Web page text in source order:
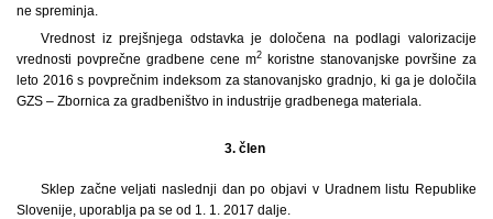
ne spreminja.
Vrednost iz prejšnjega odstavka je določena na podlagi valorizacije
vrednosti povprečne gradbene cene m2 koristne stanovanjske površine za
leto 2016 s povprečnim indeksom za stanovanjsko gradnjo, ki ga je določila
GZS – Zbornica za gradbeništvo in industrije gradbenega materiala.
3. člen
Sklep začne veljati naslednji dan po objavi v Uradnem listu Republike
Slovenije, uporablja pa se od 1. 1. 2017 dalje.